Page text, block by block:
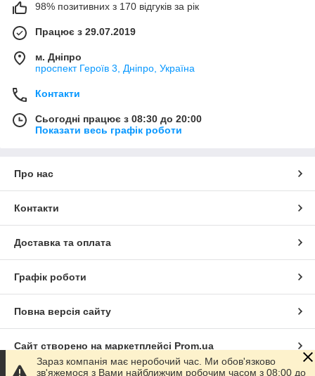
98% позитивних з 170 відгуків за рік
Працює з 29.07.2019
м. Дніпро
проспект Героїв 3, Дніпро, Україна
Контакти
Сьогодні працює з 08:30 до 20:00
Показати весь графік роботи
Про нас
Контакти
Доставка та оплата
Графік роботи
Повна версія сайту
Сайт створено на маркетплейсі Prom.ua
Зараз компанія має неробочий час. Ми обов'язково
зв'яжемося з Вами найближчим робочим часом з 08:00 до